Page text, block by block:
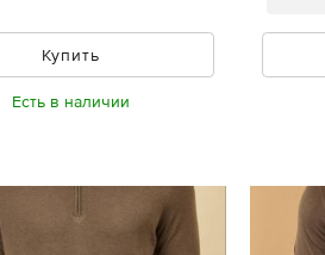
Купить
Есть в наличии